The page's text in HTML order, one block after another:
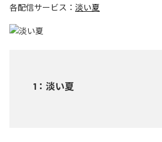
各配信サービス： 淡い夏
1 ： 淡い夏